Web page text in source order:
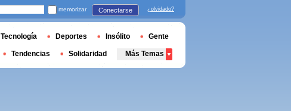
memorizar Conectarse ¿olvidado?
Tecnología Deportes Insólito Gente
Tendencias Solidaridad Más Temas